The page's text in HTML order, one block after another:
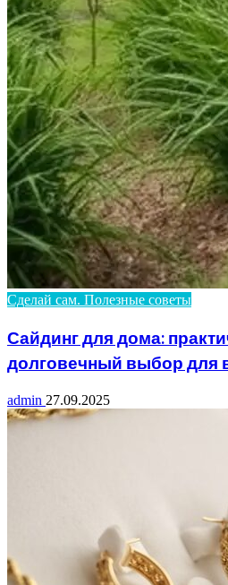
Сделай сам. Полезные советы
Сайдинг для дома:
долговечный выбор для
admin 27.09.2025